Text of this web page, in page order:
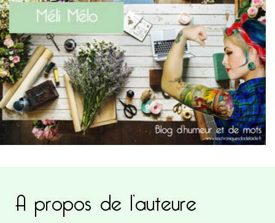
A propos de l’auteure